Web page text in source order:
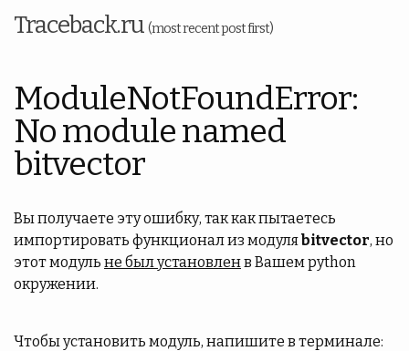
Traceback.ru (most recent post first)
ModuleNotFoundError:
No module named
bitvector
Вы получаете эту ошибку, так как пытаетесь
импортировать функционал из модуляbitvector, но
этот модуль не был установленв Вашем python
окружении.
Чтобы установить модуль, напишите в терминале: